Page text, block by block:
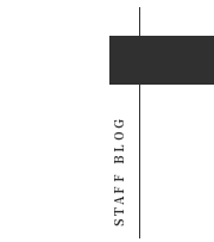
STAFF BLOG